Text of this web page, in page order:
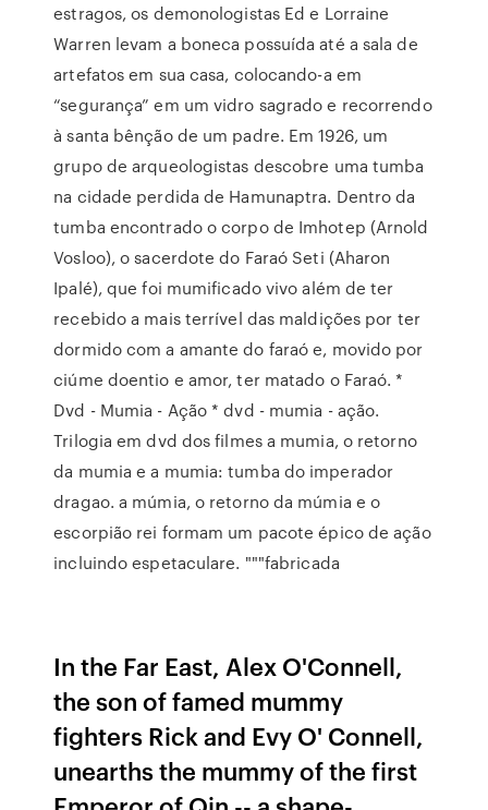
estragos, os demonologistas Ed e Lorraine
Warren levam a boneca possuída até a sala de
artefatos em sua casa, colocando-a em
“segurança” em um vidro sagrado e recorrendo
à santa bênção de um padre. Em 1926, um
grupo de arqueologistas descobre uma tumba
na cidade perdida de Hamunaptra. Dentro da
tumba encontrado o corpo de Imhotep (Arnold
Vosloo), o sacerdote do Faraó Seti (Aharon
Ipalé), que foi mumificado vivo além de ter
recebido a mais terrível das maldições por ter
dormido com a amante do faraó e, movido por
ciúme doentio e amor, ter matado o Faraó. *
Dvd - Mumia - Ação * dvd - mumia - ação.
Trilogia em dvd dos filmes a mumia, o retorno
da mumia e a mumia: tumba do imperador
dragao. a múmia, o retorno da múmia e o
escorpião rei formam um pacote épico de ação
incluindo espetaculare. """fabricada
In the Far East, Alex O'Connell,
the son of famed mummy
fighters Rick and Evy O' Connell,
unearths the mummy of the first